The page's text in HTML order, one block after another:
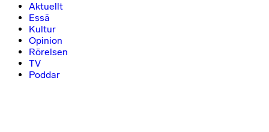
Aktuellt
Essä
Kultur
Opinion
Rörelsen
TV
Poddar